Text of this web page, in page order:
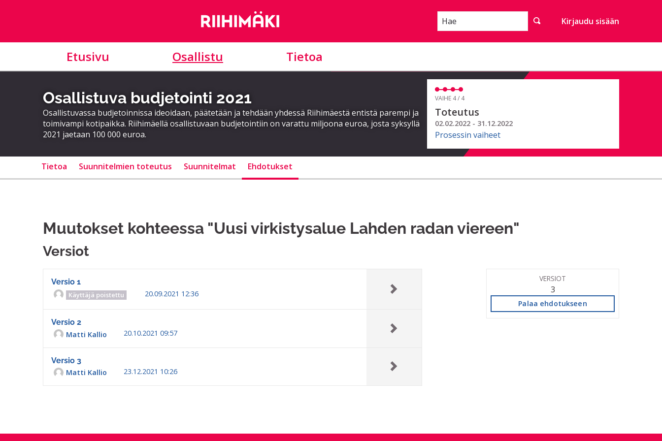
Hae Kirjaudu sisään
Etusivu Osallistu Tietoa
Osallistuva budjetointi 2021
Osallistuvassa budjetoinnissa ideoidaan, päätetään ja tehdään yhdessä Riihimäestä entistä parempi ja
toimivampi kotipaikka. Riihimäellä osallistuvaan budjetointiin on varattu miljoona euroa, josta syksyllä
2021 jaetaan 100 000 euroa.
VAIHE 4 / 4
Toteutus
02.02.2022 - 31.12.2022
Prosessin vaiheet
Tietoa Suunnitelmien toteutus Suunnitelmat Ehdotukset
Muutokset kohteessa "Uusi virkistysalue Lahden radan viereen"
Versiot
Versio 1
Käyttäjä poistettu 20.09.2021 12:36
Versio 2
Matti Kallio
20.10.2021 09:57
Versio 3
Matti Kallio
23.12.2021 10:26
VERSIOT
3
Palaa ehdotukseen